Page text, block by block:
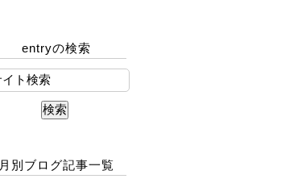
entryの検索
月別ブログ記事一覧